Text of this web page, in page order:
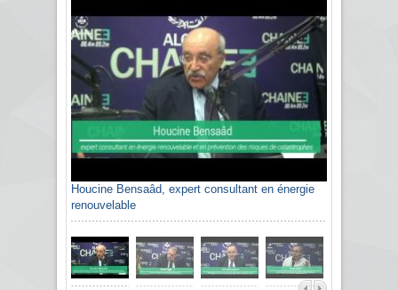
Houcine Bensaâd, expert consultant en énergie
renouvelable